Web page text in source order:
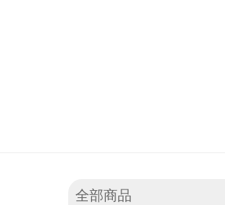
全部商品